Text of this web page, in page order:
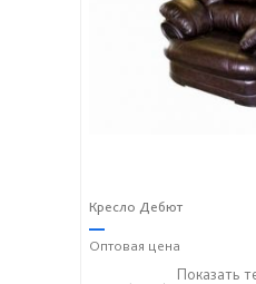
Кресло Дебют
—
Оптовая цена
+7 (3812) 90-27-89
Показать